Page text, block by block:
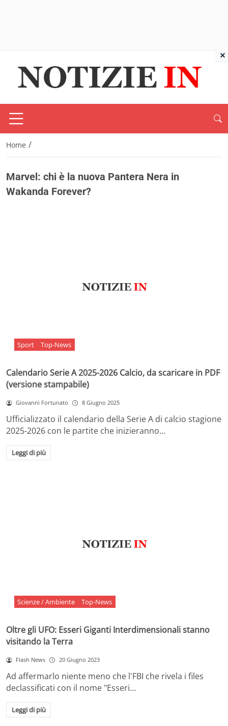
Home /
Marvel: chi è la nuova Pantera Nera in
Wakanda Forever?
Sport Top-News
Calendario Serie A 2025-2026 Calcio, da scaricare in PDF
(versione stampabile)
Giovanni Fortunato 8 Giugno 2025
Ufficializzato il calendario della Serie A di calcio stagione
2025-2026 con le partite che inizieranno…
Leggi di più
Scienze / Ambiente Top-News
Oltre gli UFO: Esseri Giganti Interdimensionali stanno
visitando la Terra
Flash News 20 Giugno 2023
Ad affermarlo niente meno che l'FBI che rivela i files
declassificati con il nome "Esseri…
Leggi di più
×